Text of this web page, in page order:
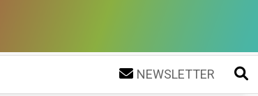
NEWSLETTER